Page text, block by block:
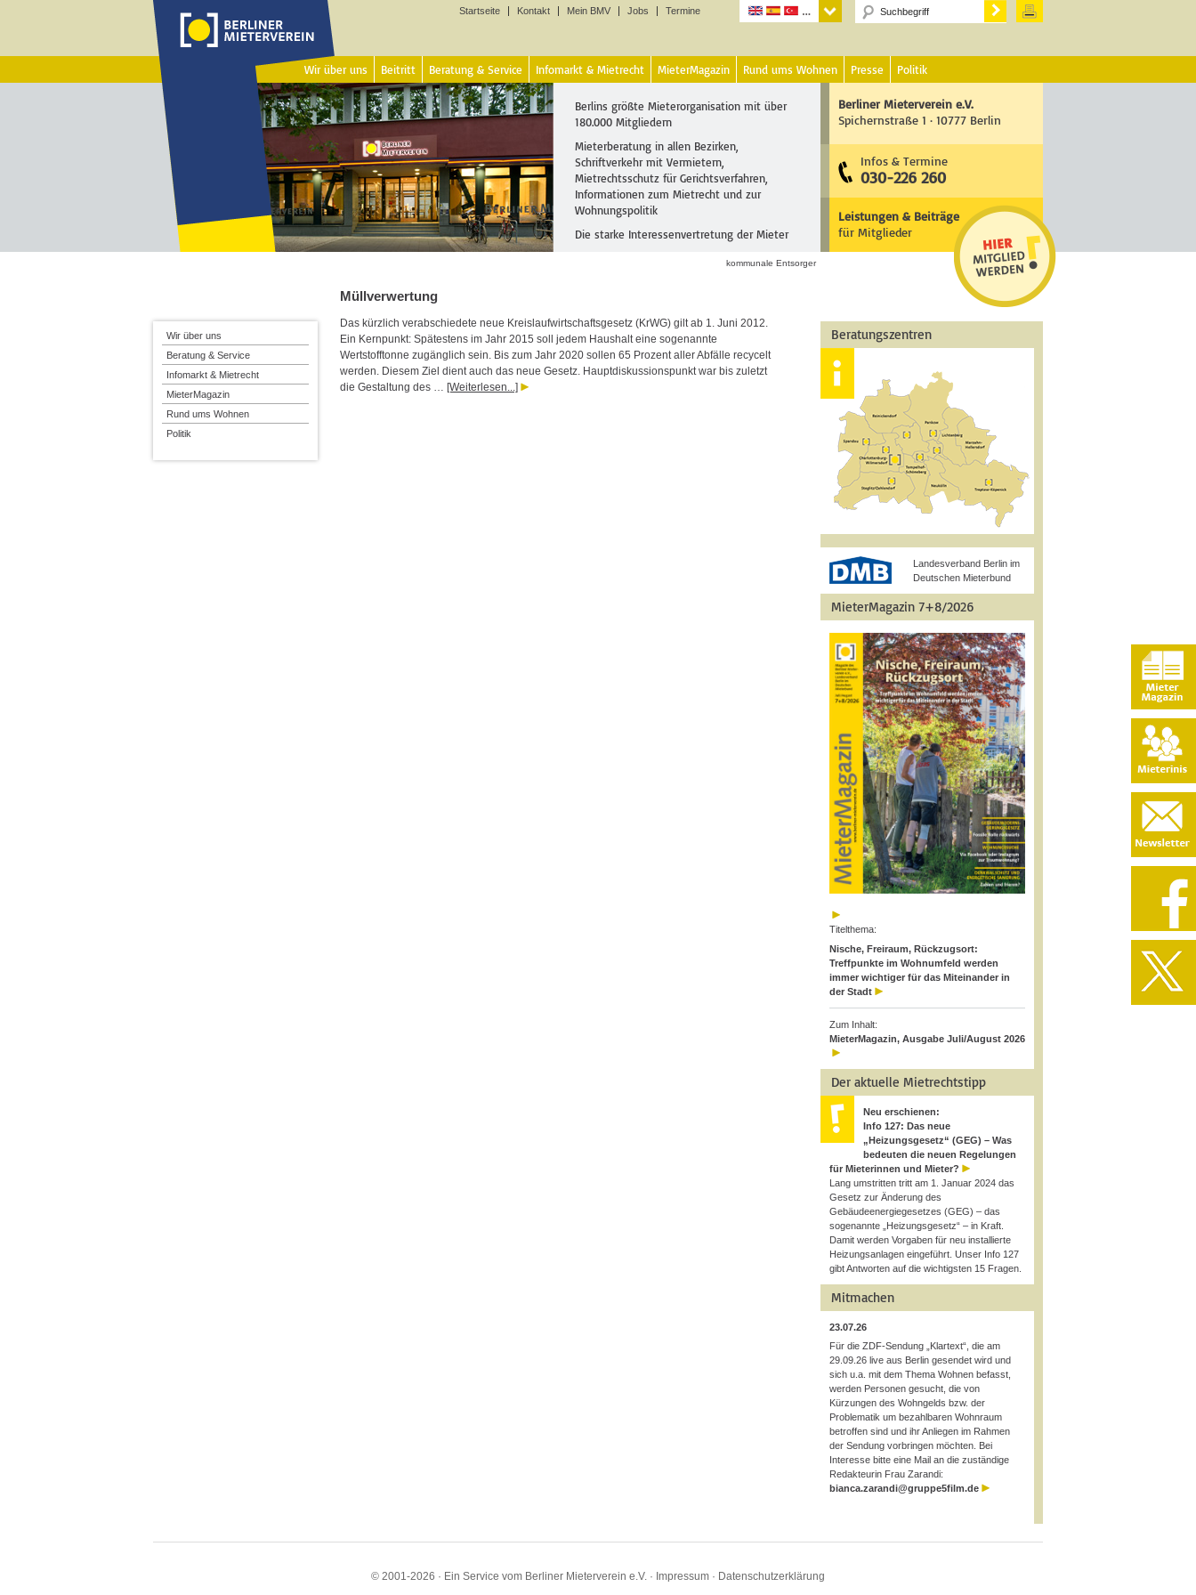
Startseite Kontakt Mein BMV Jobs Termine
Wir über uns Beitritt Beratung & Service Infomarkt & Mietrecht MieterMagazin Rund ums Wohnen Presse Politik
Berlins größte Mieterorganisation mit über
180.000 Mitgliedern
Mieterberatung in allen Bezirken,
Schriftverkehr mit Vermietern,
Mietrechtsschutz für Gerichtsverfahren,
Informationen zum Mietrecht und zur
Wohnungspolitik
Die starke Interessenvertretung der Mieter
Berliner Mieterverein e.V.
Spichernstraße 1 · 10777 Berlin
Infos & Termine
030-226 260
Leistungen & Beiträge
für Mitglieder
kommunale Entsorger
Müllverwertung
Das kürzlich verabschiedete neue Kreislaufwirtschaftsgesetz (KrWG) gilt ab 1. Juni 2012.
Ein Kernpunkt: Spätestens im Jahr 2015 soll jedem Haushalt eine sogenannte
Wertstofftonne zugänglich sein. Bis zum Jahr 2020 sollen 65 Prozent aller Abfälle recycelt
werden. Diesem Ziel dient auch das neue Gesetz. Hauptdiskussionspunkt war bis zuletzt
die Gestaltung des … [Weiterlesen...]
Beratungszentren
Landesverband Berlin im
Deutschen Mieterbund
MieterMagazin 7+8/2026
Titelthema:
Nische, Freiraum, Rückzugsort:
Treffpunkte im Wohnumfeld werden
immer wichtiger für das Miteinander in
der Stadt
Zum Inhalt:
MieterMagazin, Ausgabe Juli/August 2026
Der aktuelle Mietrechtstipp
Neu erschienen:
Info 127: Das neue
„Heizungsgesetz“ (GEG) – Was
bedeuten die neuen Regelungen
für Mieterinnen und Mieter?
Lang umstritten tritt am 1. Januar 2024 das
Gesetz zur Änderung des
Gebäudeenergiegesetzes (GEG) – das
sogenannte „Heizungsgesetz“ – in Kraft.
Damit werden Vorgaben für neu installierte
Heizungsanlagen eingeführt. Unser Info 127
gibt Antworten auf die wichtigsten 15 Fragen.
Mitmachen
23.07.26
Für die ZDF-Sendung „Klartext“, die am
29.09.26 live aus Berlin gesendet wird und
sich u.a. mit dem Thema Wohnen befasst,
werden Personen gesucht, die von
Kürzungen des Wohngelds bzw. der
Problematik um bezahlbaren Wohnraum
betroffen sind und ihr Anliegen im Rahmen
der Sendung vorbringen möchten. Bei
Interesse bitte eine Mail an die zuständige
Redakteurin Frau Zarandi:
bianca.zarandi@gruppe5film.de
Wir über uns
Beratung & Service
Infomarkt & Mietrecht
MieterMagazin
Rund ums Wohnen
Politik
© 2001-2026 · Ein Service vom Berliner Mieterverein e.V. · Impressum · Datenschutzerklärung